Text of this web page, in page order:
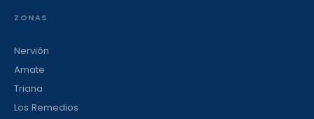
ZONAS
Nervión
Amate
Triana
Los Remedios